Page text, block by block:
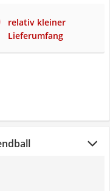
relativ kleiner
Lieferumfang